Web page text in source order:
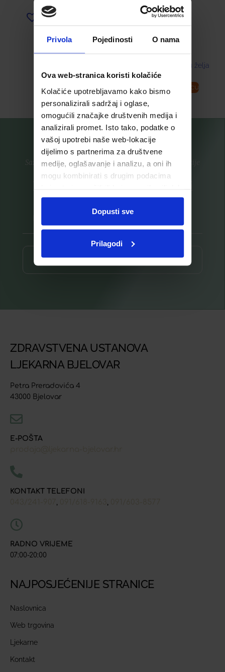
Privola Pojedinosti O nama
Ova web-stranica koristi kolačiće
Kolačiće upotrebljavamo kako bismo
personalizirali sadržaj i oglase,
omogućili značajke društvenih medija i
analizirali promet. Isto tako, podatke o
vašoj upotrebi naše web-lokacije
dijelimo s partnerima za društvene
medije, oglašavanje i analizu, a oni ih
mogu kombinirati s drugim podacima
ste upotrebljavali njihove usluge.
Dopusti sve
Prilagodi
Dodaj u listu želja
Pročitaj više
Dodaj u listu želja
Dodaj u košaricu
Saznajte prvi za nove proizvode i ekskluzivne promocije
Prijavite se na listu za novosti
Prijava ⟶
ZDRAVSTVENA USTANOVA
LJEKARNA BJELOVAR
Petra Preradovića 4
43000 Bjelovar
E-POŠTA
KONTAKT TELEFONI
, ,
RADNO VRIJEME
07:00-20:00
NAJPOSJEĆENIJE STRANICE
Naslovnica
Web trgovina
Ljekarne
Kontakt